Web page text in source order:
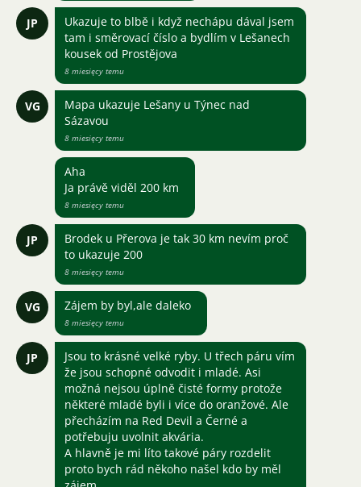
JP
Ukazuje to blbě i když nechápu dával jsem
tam i směrovací číslo a bydlím v Lešanech
kousek od Prostějova
8 miesięcy temu
VG
Mapa ukazuje Lešany u Týnec nad
Sázavou
8 miesięcy temu
Aha
Ja právě viděl 200 km
8 miesięcy temu
JP
Brodek u Přerova je tak 30 km nevím proč
to ukazuje 200
8 miesięcy temu
VG Zájem by byl,ale daleko
8 miesięcy temu
JP
Jsou to krásné velké ryby. U třech páru vím
že jsou schopné odvodit i mladé. Asi
možná nejsou úplně čisté formy protože
některé mladé byli i více do oranžové. Ale
přecházím na Red Devil a Černé a
potřebuju uvolnit akvária.
A hlavně je mi líto takové páry rozdelit
proto bych rád někoho našel kdo by měl